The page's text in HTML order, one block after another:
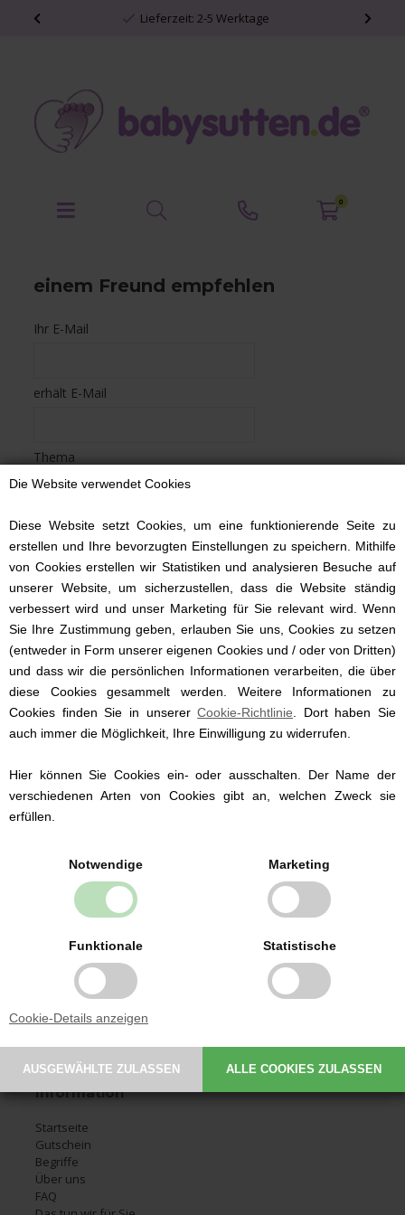
Die Website verwendet Cookies
Diese Website setzt Cookies, um eine funktionierende Seite zu
erstellen und Ihre bevorzugten Einstellungen zu speichern. Mithilfe
von Cookies erstellen wir Statistiken und analysieren Besuche auf
unserer Website, um sicherzustellen, dass die Website ständig
verbessert wird und unser Marketing für Sie relevant wird. Wenn
Sie Ihre Zustimmung geben, erlauben Sie uns, Cookies zu setzen
(entweder in Form unserer eigenen Cookies und / oder von Dritten)
und dass wir die persönlichen Informationen verarbeiten, die über
diese Cookies gesammelt werden. Weitere Informationen zu
Cookies finden Sie in unsererCookie-Richtlinie . Dort haben Sie
auch immer die Möglichkeit, Ihre Einwilligung zu widerrufen.
Hier können Sie Cookies ein- oder ausschalten. Der Name der
verschiedenen Arten von Cookies gibt an, welchen Zweck sie
erfüllen.
Notwendige Marketing
Funktionale Statistische
Cookie-Details anzeigen
Lieferzeit: 2-5 Werktage
0
einem Freund empfehlen
Ihr E-Mail
erhält E-Mail
Thema
Bescheid
Babysutten.de
Glarmestervej 7
DK-6800 Varde
CVR: 30209648
service@babysutten.de
+45 29 11 19 07
Dienstag 09:00-11:00
Donnerstag 09:00-11:00
Information
Startseite
Gutschein
Begriffe
Über uns
FAQ